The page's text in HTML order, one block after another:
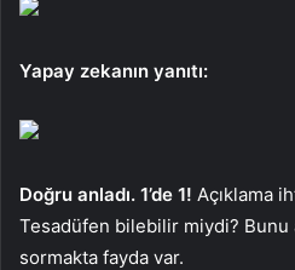
Yapay zekanın yanıtı:
Doğru anladı. 1’de 1! Açıklama
Tesadüfen bilebilir miydi?
sormakta fayda var.